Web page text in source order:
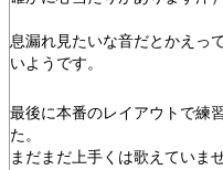
息漏れ見たいな音だとかえっ
いようです。
最後に本番のレイアウトで練
た。
まだまだ上手くは歌えていま